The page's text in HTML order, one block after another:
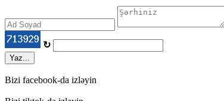
↻
Yaz...
Bizi facebook-da izləyin